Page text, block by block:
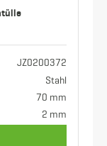
JZ0200372
Stahl
70 mm
2 mm